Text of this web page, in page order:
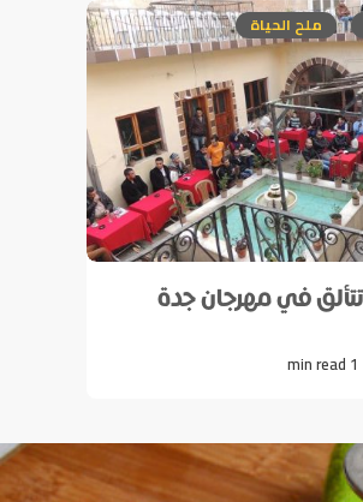
ملح الحياة
تتألق في مهرجان جدة
1 min read